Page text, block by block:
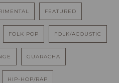
FEATURED
FOLK POP FOLK/ACOUSTIC
GUARACHA
HIP-HOP/RAP